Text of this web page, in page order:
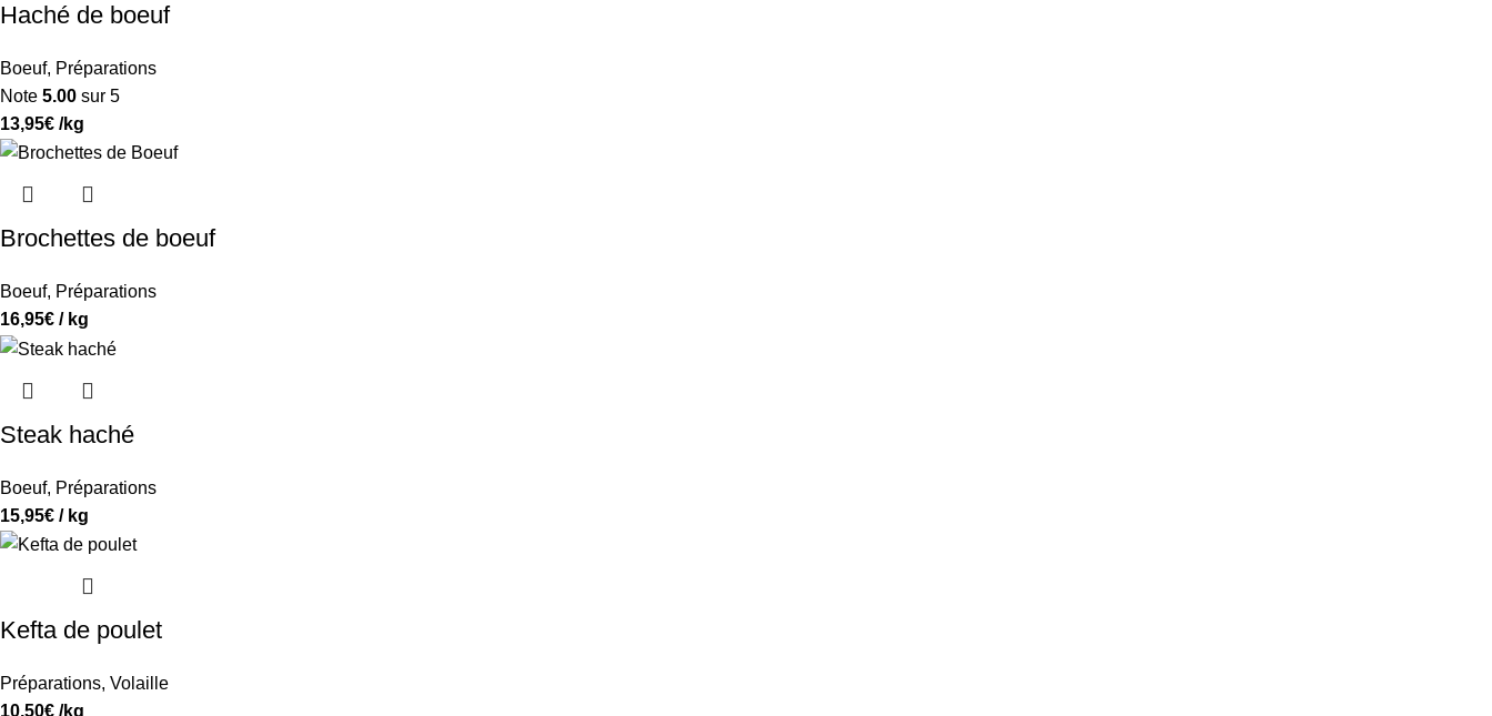
Haché de boeuf
Boeuf, Préparations
Note 5.00 sur 5
13,95€ /kg
Brochettes de boeuf
Boeuf, Préparations
16,95€ / kg
Steak haché
Boeuf, Préparations
15,95€ / kg
Kefta de poulet
Préparations, Volaille
10,50€ /kg